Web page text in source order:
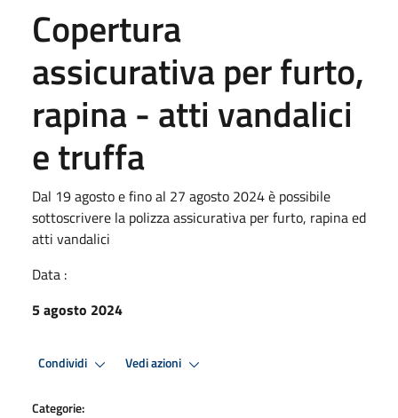
Copertura
assicurativa per furto,
rapina - atti vandalici
e truffa
Dal 19 agosto e fino al 27 agosto 2024 è possibile
sottoscrivere la polizza assicurativa per furto, rapina ed
atti vandalici
Data :
5 agosto 2024
Condividi Vedi azioni
Categorie: